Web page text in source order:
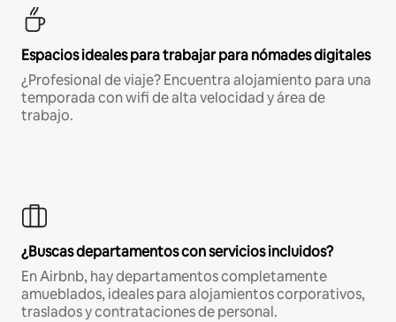
Espacios ideales para trabajar para nómades digitales
¿Profesional de viaje? Encuentra alojamiento para una
temporada con wifi de alta velocidad y área de
trabajo.
¿Buscas departamentos con servicios incluidos?
En Airbnb, hay departamentos completamente
amueblados, ideales para alojamientos corporativos,
traslados y contrataciones de personal.